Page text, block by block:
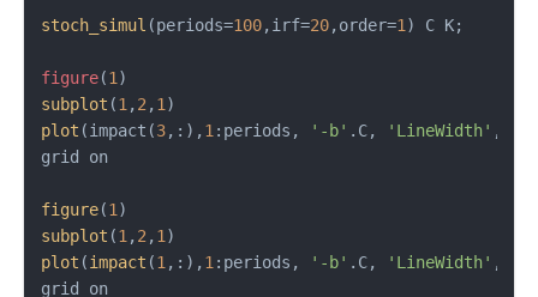
\v
o
+
stoch_simul (periods=100,irf=20,order=1) C K;
figure(1
subplot (1, 2, 1
plot (impact(3,:), 1:periods, '-b' .C, 'LineWidth' ,
grid on
figure(1
subplot (1, 2, 1
plot (impact (1,:), 1:periods, '-b' .C, 'LineWidth' ,
grid on